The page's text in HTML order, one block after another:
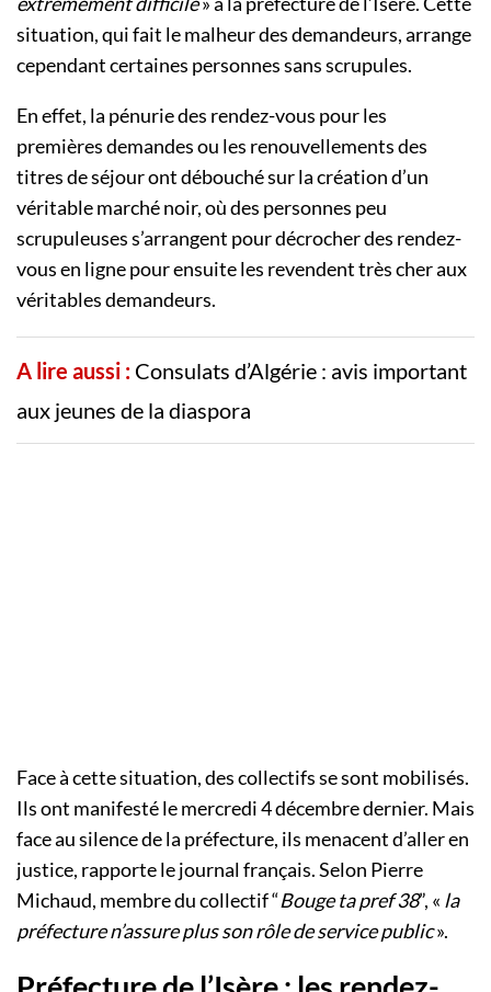
situation, qui fait le malheur des demandeurs, arrange
cependant certaines personnes sans scrupules.
En effet, la pénurie des rendez-vous pour les
premières demandes ou les renouvellements des
titres de séjour ont débouché sur la création d’un
véritable marché noir, où des personnes peu
scrupuleuses s’arrangent pour décrocher des rendez-
vous en ligne pour ensuite les revendent très cher aux
véritables demandeurs.
A lire aussi : Consulats d’Algérie : avis important
aux jeunes de la diaspora
Face à cette situation, des collectifs se sont mobilisés.
Ils ont manifesté le mercredi 4 décembre dernier. Mais
face au silence de la préfecture, ils menacent d’aller en
justice, rapporte le journal français. Selon Pierre
Michaud, membre du collectif “Bouge ta pref 38”, « la
préfecture n’assure plus son rôle de service public».